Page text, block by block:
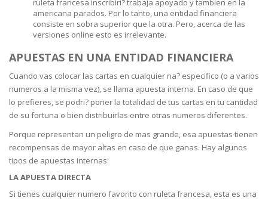
ruleta francesa inscribiri? trabaja apoyado y tambien en la
americana parados. Por lo tanto, una entidad financiera
consiste en sobra superior que la otra. Pero, acerca de las
versiones online esto es irrelevante.
APUESTAS EN UNA ENTIDAD FINANCIERA
Cuando vas colocar las cartas en cualquier na? especifico (o a varios
numeros a la misma vez), se llama apuesta interna. En caso de que
lo prefieres, se podri? poner la totalidad de tus cartas en tu cantidad
de su fortuna o bien distribuirlas entre otras numeros diferentes.
Porque representan un peligro de mas grande, esa apuestas tienen
recompensas de mayor altas en caso de que ganas. Hay algunos
tipos de apuestas internas:
LA APUESTA DIRECTA
Si tienes cualquier numero favorito con ruleta francesa, esta es una